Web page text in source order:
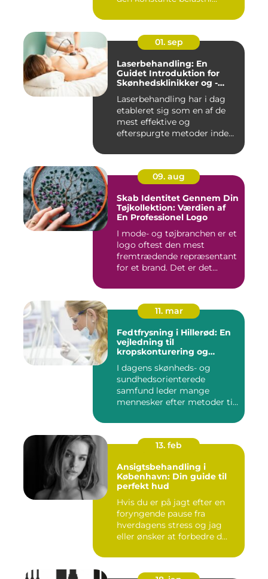
01. sep
Laserbehandling: En
Guidet Introduktion for
Skønhedsklinikker og -
Laserbehandling har i dag
etableret sig som en af de
mest effektive og
efterspurgte metoder inden
09. aug
Skab Identitet Gennem Din
Tøjkollektion: Værdien af
En Professionel Logo
I mode- og tøjbranchen er et
logo oftest den mest
fremtrædende repræsentant
for et brand. Det er det...
11. mar
Fedtfrysning i Hillerød: En
vejledning til
kropskonturering og
I dagens skønheds- og
sundhedsorienterede
samfund leder mange
mennesker efter metoder til
13. feb
Ansigtsbehandling i
København: Din guide til
perfekt hud
Hvis du er på jagt efter en
foryngende pause fra
hverdagens stress og jag
eller ønsker at forbedre d...